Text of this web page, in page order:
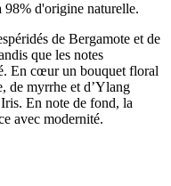
98% d'origine naturelle.
de Bergamote et de
que les notes
En cœur un bouquet floral
de myrrhe et d’Ylang
En note de fond, la
avec modernité.